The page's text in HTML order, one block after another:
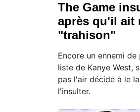
The Game
après qu'il ait
"trahison"
Encore un ennemi
liste de Kanye West,
pas l'air décidé à le
l'insulter.